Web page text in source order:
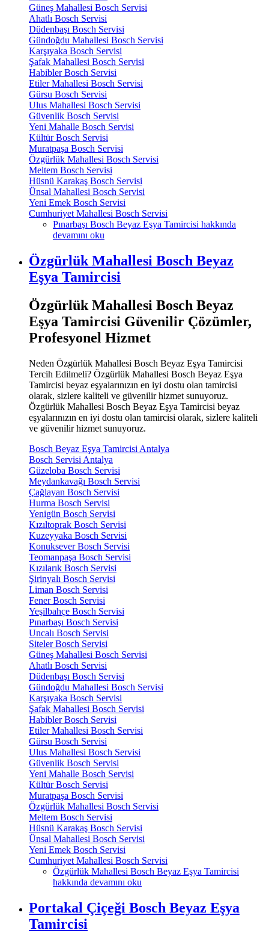
Güneş Mahallesi Bosch Servisi
Ahatlı Bosch Servisi
Düdenbaşı Bosch Servisi
Gündoğdu Mahallesi Bosch Servisi
Karşıyaka Bosch Servisi
Şafak Mahallesi Bosch Servisi
Habibler Bosch Servisi
Etiler Mahallesi Bosch Servisi
Gürsu Bosch Servisi
Ulus Mahallesi Bosch Servisi
Güvenlik Bosch Servisi
Yeni Mahalle Bosch Servisi
Kültür Bosch Servisi
Muratpaşa Bosch Servisi
Özgürlük Mahallesi Bosch Servisi
Meltem Bosch Servisi
Hüsnü Karakaş Bosch Servisi
Ünsal Mahallesi Bosch Servisi
Yeni Emek Bosch Servisi
Cumhuriyet Mahallesi Bosch Servisi
Pınarbaşı Bosch Beyaz Eşya Tamircisi hakkında
devamını oku
Özgürlük Mahallesi Bosch Beyaz
Eşya Tamircisi
Özgürlük Mahallesi Bosch Beyaz
Eşya Tamircisi Güvenilir Çözümler,
Profesyonel Hizmet
Neden Özgürlük Mahallesi Bosch Beyaz Eşya Tamircisi
Tercih Edilmeli? Özgürlük Mahallesi Bosch Beyaz Eşya
Tamircisi beyaz eşyalarınızın en iyi dostu olan tamircisi
olarak, sizlere kaliteli ve güvenilir hizmet sunuyoruz.
Özgürlük Mahallesi Bosch Beyaz Eşya Tamircisi beyaz
eşyalarınızın en iyi dostu olan tamircisi olarak, sizlere kaliteli
ve güvenilir hizmet sunuyoruz.
Bosch Beyaz Eşya Tamircisi Antalya
Bosch Servisi Antalya
Güzeloba Bosch Servisi
Meydankavağı Bosch Servisi
Çağlayan Bosch Servisi
Hurma Bosch Servisi
Yenigün Bosch Servisi
Kızıltoprak Bosch Servisi
Kuzeyyaka Bosch Servisi
Konuksever Bosch Servisi
Teomanpaşa Bosch Servisi
Kızılarık Bosch Servisi
Şirinyalı Bosch Servisi
Liman Bosch Servisi
Fener Bosch Servisi
Yeşilbahçe Bosch Servisi
Pınarbaşı Bosch Servisi
Uncalı Bosch Servisi
Siteler Bosch Servisi
Güneş Mahallesi Bosch Servisi
Ahatlı Bosch Servisi
Düdenbaşı Bosch Servisi
Gündoğdu Mahallesi Bosch Servisi
Karşıyaka Bosch Servisi
Şafak Mahallesi Bosch Servisi
Habibler Bosch Servisi
Etiler Mahallesi Bosch Servisi
Gürsu Bosch Servisi
Ulus Mahallesi Bosch Servisi
Güvenlik Bosch Servisi
Yeni Mahalle Bosch Servisi
Kültür Bosch Servisi
Muratpaşa Bosch Servisi
Özgürlük Mahallesi Bosch Servisi
Meltem Bosch Servisi
Hüsnü Karakaş Bosch Servisi
Ünsal Mahallesi Bosch Servisi
Yeni Emek Bosch Servisi
Cumhuriyet Mahallesi Bosch Servisi
Özgürlük Mahallesi Bosch Beyaz Eşya Tamircisi
hakkında devamını oku
Portakal Çiçeği Bosch Beyaz Eşya
Tamircisi